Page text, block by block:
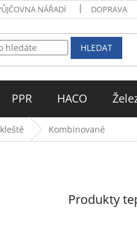
NÁŘADÍ DOPRAVA
HLEDAT
PPR HACO
Kombinované
Produkty